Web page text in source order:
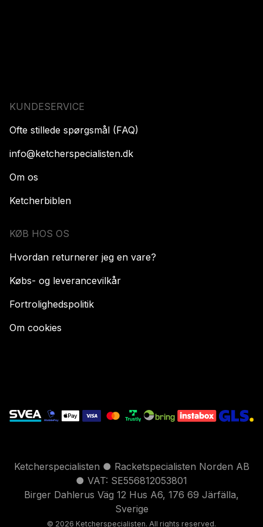
KUNDESERVICE
Ofte stillede spørgsmål (FAQ)
info@ketcherspecialisten.dk
Om os
Ketcherbiblen
KØB HOS OS
Hvordan returnerer jeg en vare?
Købs- og leverancevilkår
Fortrolighedspolitik
Om cookies
Ketcherspecialisten ● Racketspecialisten Norden AB
● VAT: SE556812053801
Birger Dahlerus Väg 12 Hus A6, 176 69 Järfälla,
Sverige
© 2026 Ketcherspecialisten. All rights reserved.